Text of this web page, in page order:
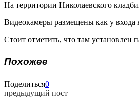
На территории Николаевского
Видеокамеры размещены как у входа
Стоит отметить, что там
Похожее
Поделиться0
предыдущий пост